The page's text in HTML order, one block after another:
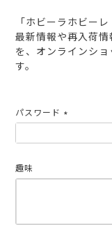
「ホビーラホビー
最新情報や再入荷
を、オンラインシ
す。
パスワード
須)
趣味